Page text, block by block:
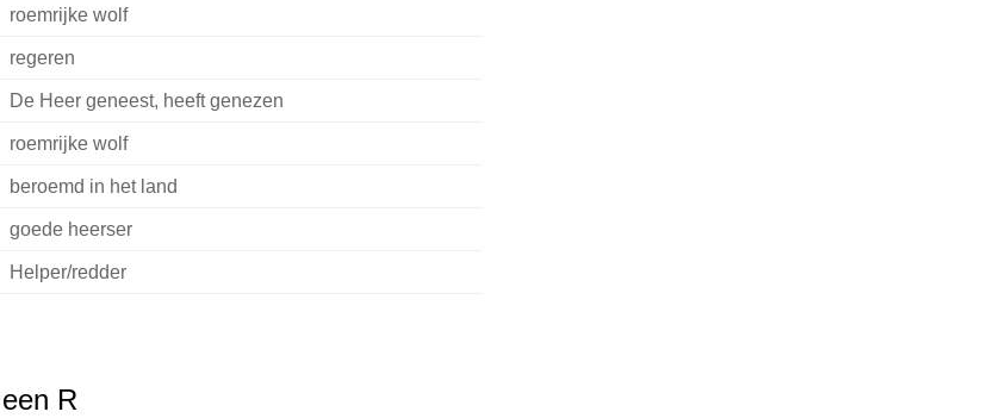
roemrijke wolf
regeren
De Heer geneest, heeft genezen
roemrijke wolf
beroemd in het land
goede heerser
Helper/redder
R